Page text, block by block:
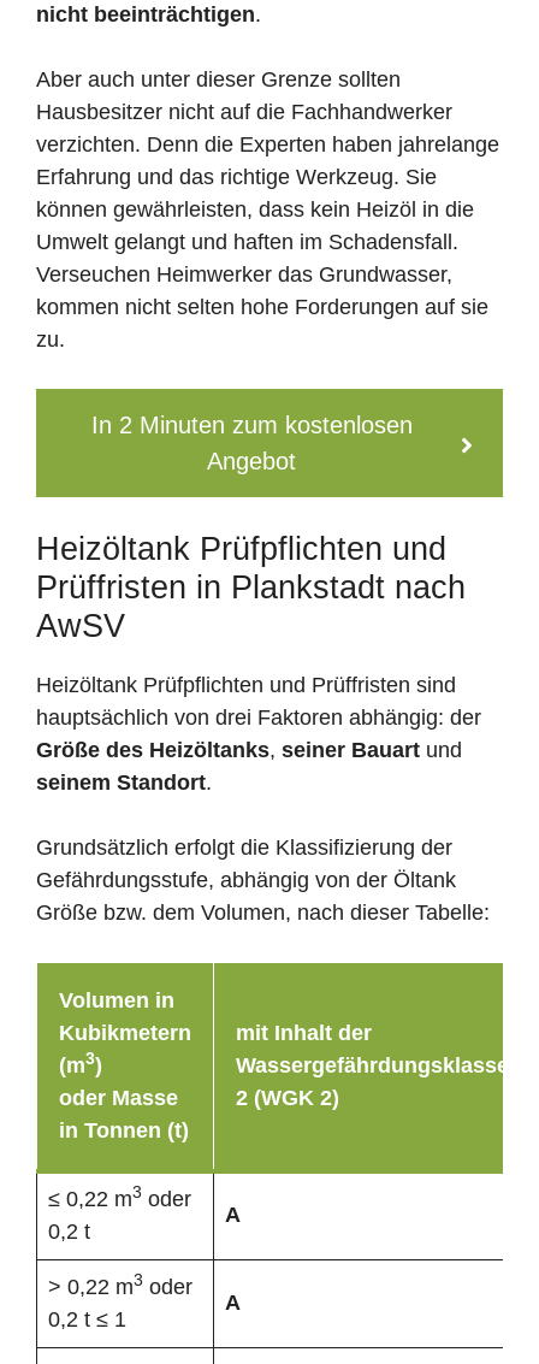
nicht beeinträchtigen.
Aber auch unter dieser Grenze sollten
Hausbesitzer nicht auf die Fachhandwerker
verzichten. Denn die Experten haben jahrelange
Erfahrung und das richtige Werkzeug. Sie
können gewährleisten, dass kein Heizöl in die
Umwelt gelangt und haften im Schadensfall.
Verseuchen Heimwerker das Grundwasser,
kommen nicht selten hohe Forderungen auf sie
zu.
In 2 Minuten zum kostenlosen
Angebot
Heizöltank Prüfpflichten und
Prüffristen in Plankstadt nach
AwSV
Heizöltank Prüfpflichten und Prüffristen sind
hauptsächlich von drei Faktoren abhängig: der
Größe des Heizöltanks, seiner Bauart und
seinem Standort.
Grundsätzlich erfolgt die Klassifizierung der
Gefährdungsstufe, abhängig von der Öltank
Größe bzw. dem Volumen, nach dieser Tabelle:
Volumen in
Kubikmetern
(m3)
oder Masse
in Tonnen (t)
mit Inhalt der
Wassergefährdungsklasse
2 (WGK 2)
≤ 0,22 m3 oder
0,2 t
A
> 0,22 m3 oder
0,2 t ≤ 1
A